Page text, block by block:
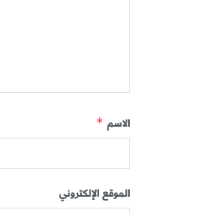
الاسم *
الموقع الإلكتروني